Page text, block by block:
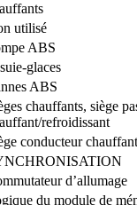
utilisé
ABS
glaces
ABS
chauffants, siège
refroidissant
conducteur
d’allumage
du module de